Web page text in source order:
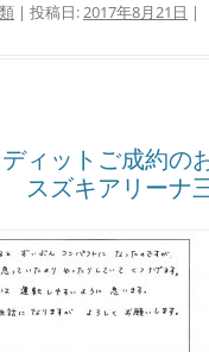
| 投稿日:2017年8月21日 |
ィットご成約の
アリーナ三